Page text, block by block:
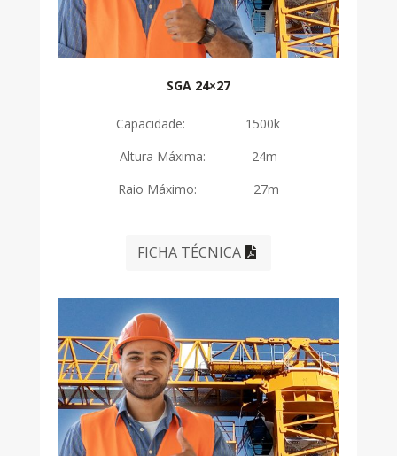
SGA 24×27
Capacidade: 1500k
Altura Máxima: 24m
Raio Máximo: 27m
FICHA TÉCNICA